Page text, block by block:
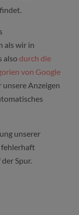
als wir in
also durch die
von Google
Anzeigen
unserer
fehlerhaft
Spur.